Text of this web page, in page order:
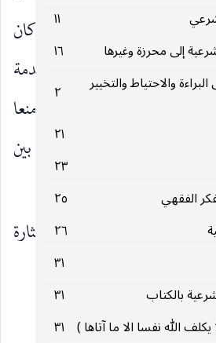
١١
إلى محرزة وغيرها
١٦
والاحتياط والتخيير
٢
٢١
٢٣
الفقهي
٢٥
٢٦
٣١
بالكتاب
٣١
الله نفسا الا ما آتاها ) ٣١
حقه لا محالة بخلاف ما إذا كان
الدخول فان المنع عن المقدمة
إلى حال أخرى ليس منعا
هو متعلق حقه فلا تزاحم بين
شيء من الاعتراضات المثارة
فقهية للقاعدة :